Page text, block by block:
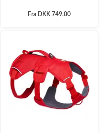
Fra DKK 749,00